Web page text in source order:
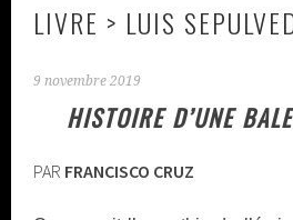
LIVRE > LUIS
9 novembre 2019
HISTOIRE D’UNE
PAR FRANCISCO CRUZ